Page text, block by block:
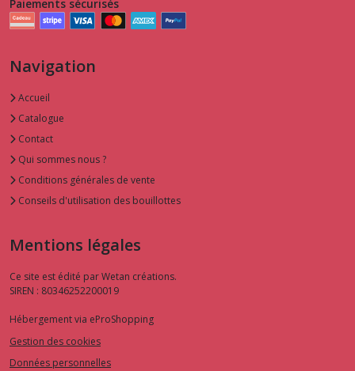
Paiements sécurisés
Navigation
Accueil
Catalogue
Contact
Qui sommes nous ?
Conditions générales de vente
Conseils d'utilisation des bouillottes
Mentions légales
Ce site est édité par Wetan créations.
SIREN : 80346252200019
Hébergement via eProShopping
Gestion des cookies
Données personnelles